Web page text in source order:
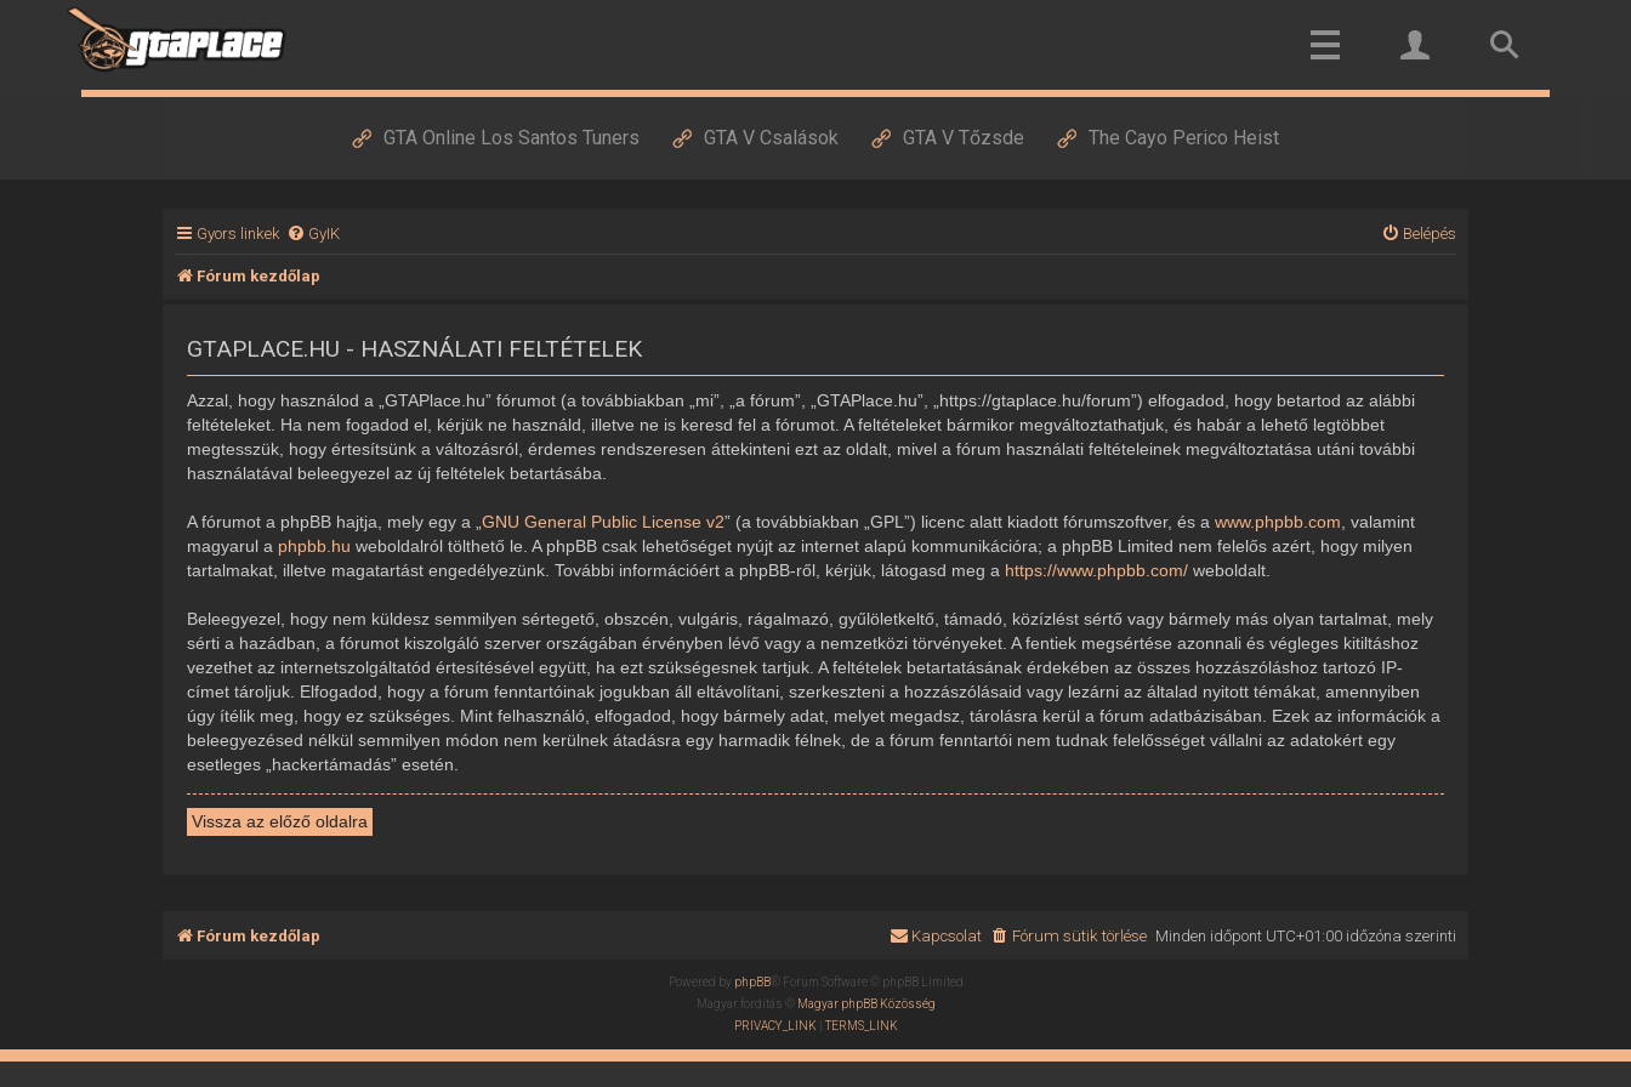
GTA Online Los Santos Tuners GTA V Csalások GTA V Tőzsde The Cayo Perico Heist
Gyors linkek GyIK Belépés
Fórum kezdőlap
GTAPLACE.HU - HASZNÁLATI FELTÉTELEK
Azzal, hogy használod a „GTAPlace.hu” fórumot (a továbbiakban „mi”, „a fórum”, „GTAPlace.hu”, „https://gtaplace.hu/forum”) elfogadod, hogy betartod az alábbi
feltételeket. Ha nem fogadod el, kérjük ne használd, illetve ne is keresd fel a fórumot. A feltételeket bármikor megváltoztathatjuk, és habár a lehető legtöbbet
megtesszük, hogy értesítsünk a változásról, érdemes rendszeresen áttekinteni ezt az oldalt, mivel a fórum használati feltételeinek megváltoztatása utáni további
használatával beleegyezel az új feltételek betartásába.
A fórumot a phpBB hajtja, mely egy a „GNU General Public License v2” (a továbbiakban „GPL”) licenc alatt kiadott fórumszoftver, és awww.phpbb.com , valamint
magyarul a phpbb.hu weboldalról tölthető le. A phpBB csak lehetőséget nyújt az internet alapú kommunikációra; a phpBB Limited nem felelős azért, hogy milyen
tartalmakat, illetve magatartást engedélyezünk. További információért a phpBB-ről, kérjük, látogasd meg a https://www.phpbb.com/ weboldalt.
Beleegyezel, hogy nem küldesz semmilyen sértegető, obszcén, vulgáris, rágalmazó, gyűlöletkeltő, támadó, közízlést sértő vagy bármely más olyan tartalmat, mely
sérti a hazádban, a fórumot kiszolgáló szerver országában érvényben lévő vagy a nemzetközi törvényeket. A fentiek megsértése azonnali és végleges kitiltáshoz
vezethet az internetszolgáltatód értesítésével együtt, ha ezt szükségesnek tartjuk. A feltételek betartatásának érdekében az összes hozzászóláshoz tartozó IP-
címet tároljuk. Elfogadod, hogy a fórum fenntartóinak jogukban áll eltávolítani, szerkeszteni a hozzászólásaid vagy lezárni az általad nyitott témákat, amennyiben
úgy ítélik meg, hogy ez szükséges. Mint felhasználó, elfogadod, hogy bármely adat, melyet megadsz, tárolásra kerül a fórum adatbázisában. Ezek az információk a
beleegyezésed nélkül semmilyen módon nem kerülnek átadásra egy harmadik félnek, de a fórum fenntartói nem tudnak felelősséget vállalni az adatokért egy
esetleges „hackertámadás” esetén.
Vissza az előző oldalra
Fórum kezdőlap Minden időpont UTC+01:00időzóna szerinti
Fórum sütik törlése
Kapcsolat
Powered by phpBB® Forum Software © phpBB Limited
Magyar fordítás © Magyar phpBB Közösség
PRIVACY_LINK |TERMS_LINK